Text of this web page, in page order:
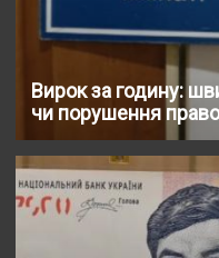
Вирок за годину:
чи порушення